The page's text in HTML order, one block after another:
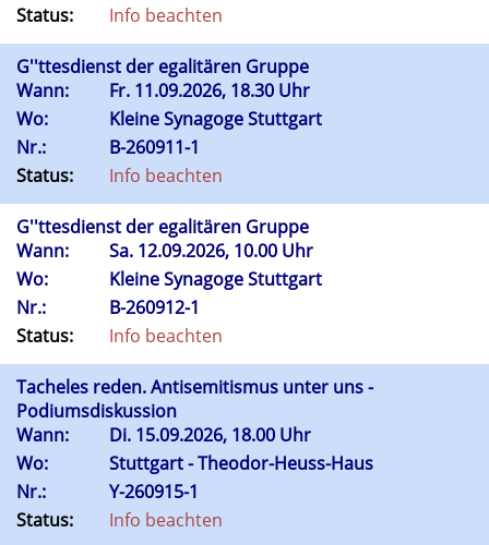
Status:
Info beachten
G''ttesdienst der egalitären Gruppe
Wann:
Fr. 11.09.2026, 18.30 Uhr
Wo:
Kleine Synagoge Stuttgart
Nr.:
B-260911-1
Status:
Info beachten
G''ttesdienst der egalitären Gruppe
Wann:
Sa. 12.09.2026, 10.00 Uhr
Wo:
Kleine Synagoge Stuttgart
Nr.:
B-260912-1
Status:
Info beachten
Tacheles reden. Antisemitismus unter uns -
Podiumsdiskussion
Wann:
Di. 15.09.2026, 18.00 Uhr
Wo:
Stuttgart - Theodor-Heuss-Haus
Nr.:
Y-260915-1
Status:
Info beachten